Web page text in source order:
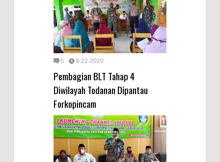
0 9-22-2020
Pembagian BLT Tahap 4
Diwilayah Todanan Dipantau
Forkopincam